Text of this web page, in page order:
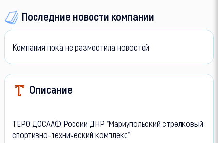
Последние новости компании
Компания пока не разместила новостей
Описание
ТЕРО ДОСААФ России ДНР "Мариупольский стрелковый
спортивно-технический комплекс"